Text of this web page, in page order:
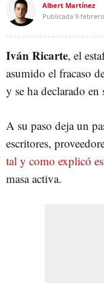
Albert Martínez
Publicada 9
Iván Ricarte, el
asumido el fracaso
y se ha declarado en
A su paso deja un
escritores,
tal y como explicó
masa activa.